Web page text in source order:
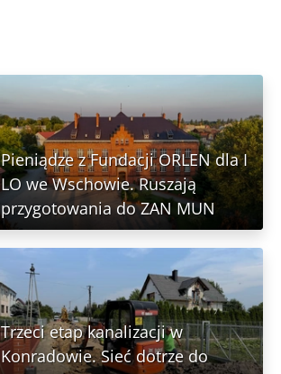
Pieniądze z Fundacji ORLEN dla I
LO we Wschowie. Ruszają
przygotowania do ZAN MUN
Trzeci etap kanalizacji w
Konradowie. Sieć dotrze do